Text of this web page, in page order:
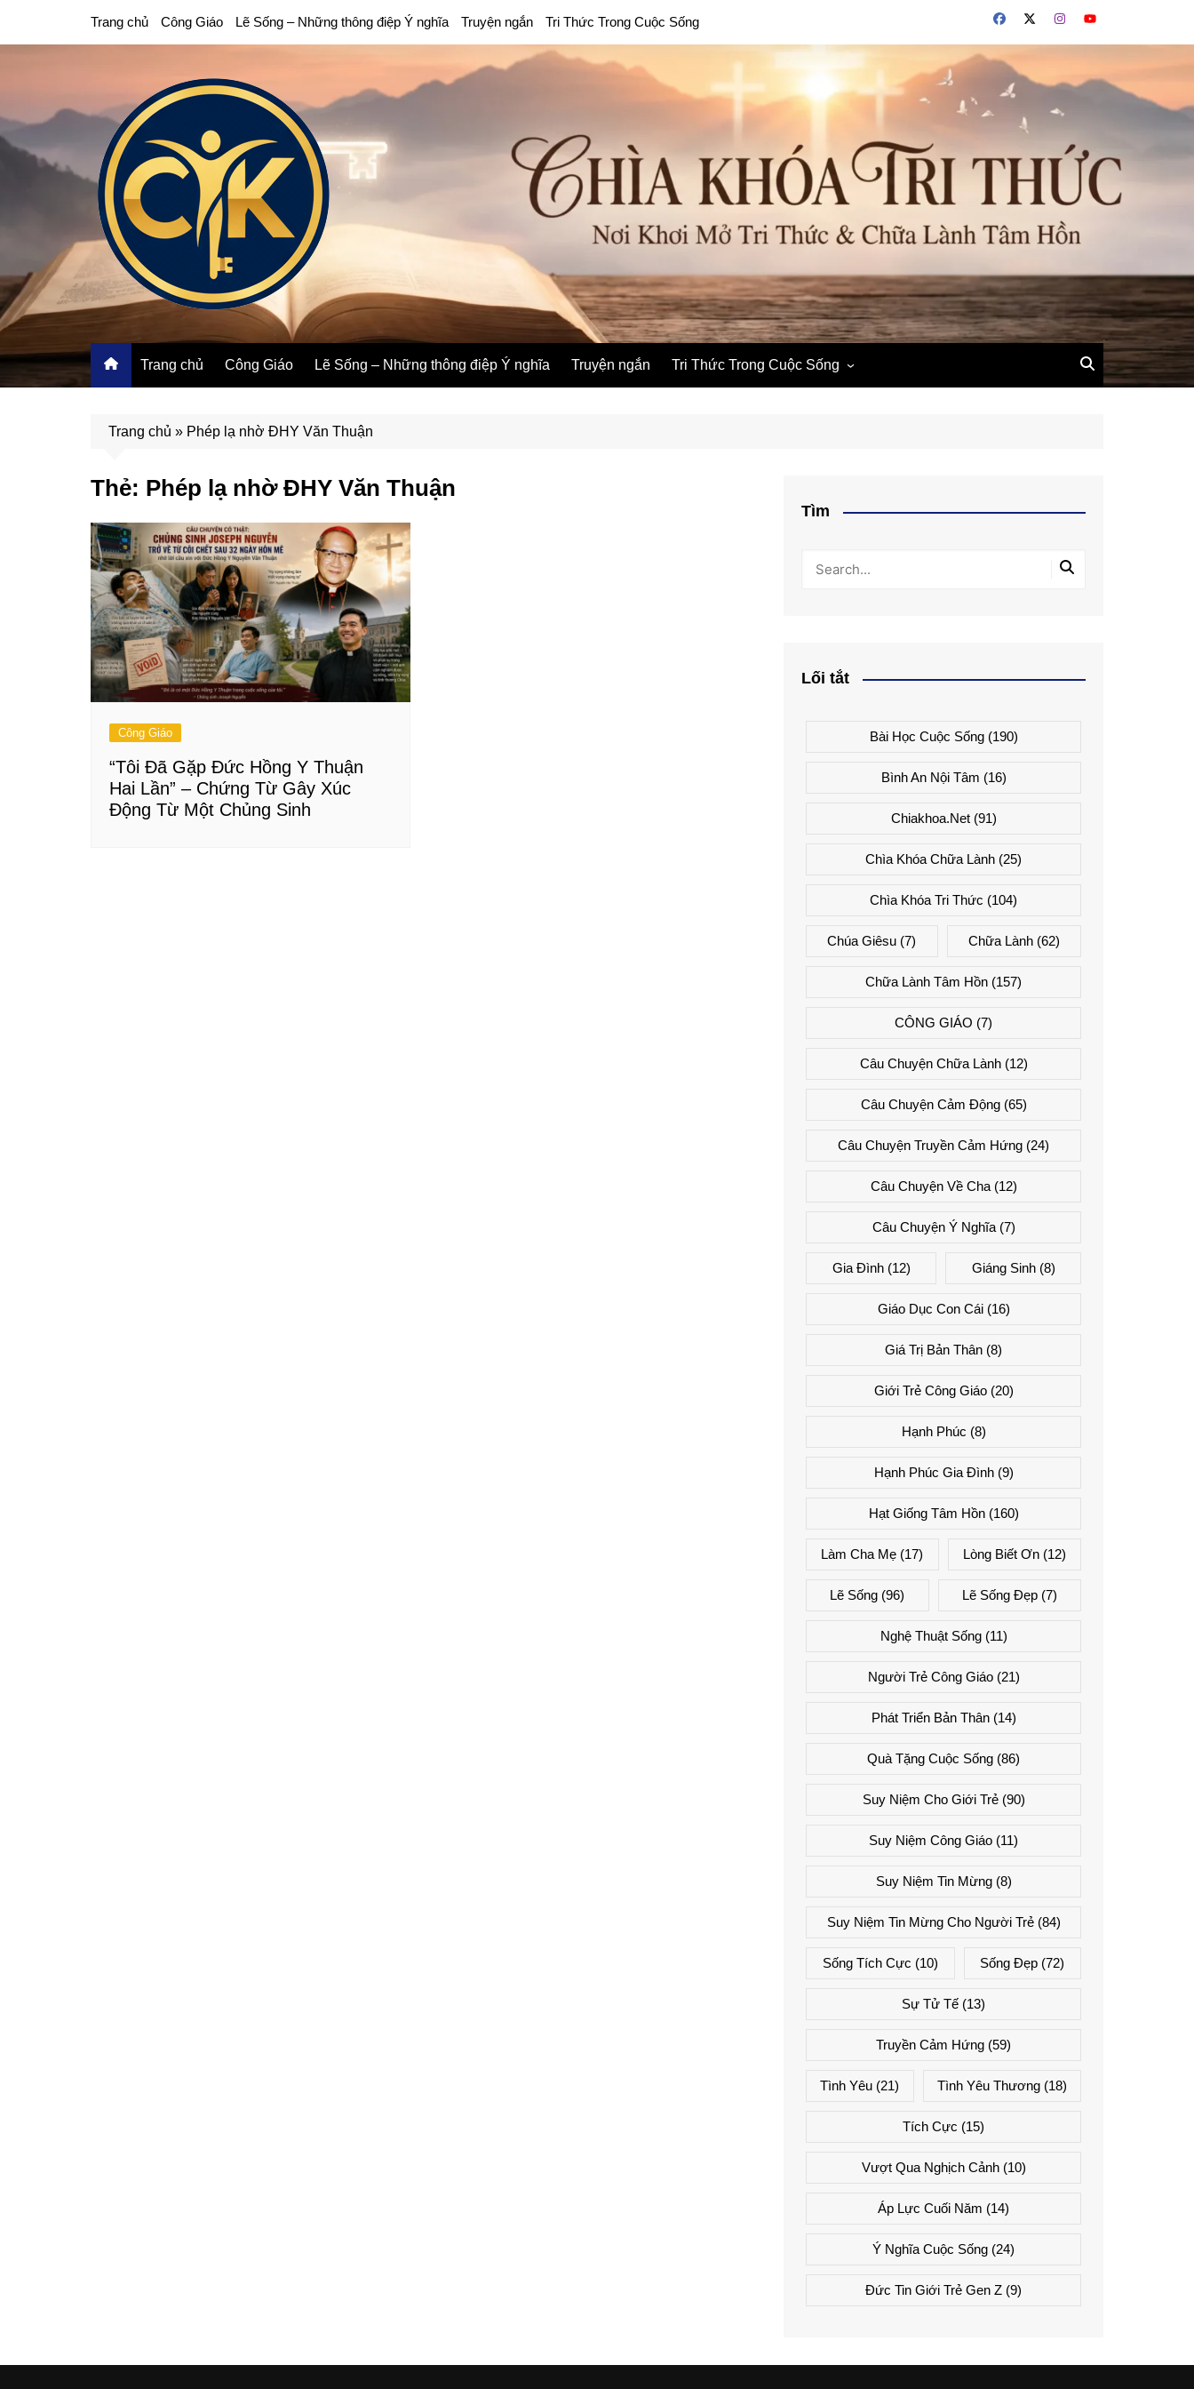
Trang chủ Công Giáo Lẽ Sống – Những thông điệp Ý nghĩa Truyện ngắn Tri Thức Trong Cuộc Sống
Trang chủ Công Giáo Lẽ Sống – Những thông điệp Ý nghĩa Truyện ngắn Tri Thức Trong Cuộc Sống
Trang chủ » Phép lạ nhờ ĐHY Văn Thuận
Thẻ: Phép lạ nhờ ĐHY Văn Thuận
Công Giáo
“Tôi Đã Gặp Đức Hồng Y Thuận
Hai Lần” – Chứng Từ Gây Xúc
Động Từ Một Chủng Sinh
Tìm
Lối tắt
Bài Học Cuộc Sống(190)
Bình An Nội Tâm (16)
Chiakhoa.net(91)
Chìa Khóa Chữa Lành (25)
Chìa Khóa Tri Thức (104)
Chúa Giêsu (7) Chữa Lành(62)
Chữa Lành Tâm Hồn (157)
CÔNG GIÁO (7)
Câu Chuyện Chữa Lành(12)
Câu Chuyện Cảm Động(65)
Câu Chuyện Truyền Cảm Hứng (24)
Câu Chuyện Về Cha(12)
Câu Chuyện Ý Nghĩa(7)
Gia Đình(12) Giáng Sinh(8)
Giáo Dục Con Cái(16)
Giá Trị Bản Thân (8)
Giới Trẻ Công Giáo(20)
Hạnh Phúc (8)
Hạnh Phúc Gia Đình(9)
Hạt Giống Tâm Hồn(160)
Làm Cha Mẹ (17) Lòng Biết Ơn(12)
Lẽ Sống (96) Lẽ Sống Đẹp(7)
Nghệ Thuật Sống(11)
Người Trẻ Công Giáo(21)
Phát Triển Bản Thân(14)
Quà Tặng Cuộc Sống (86)
Suy Niệm Cho Giới Trẻ(90)
Suy Niệm Công Giáo (11)
Suy Niệm Tin Mừng(8)
Suy Niệm Tin Mừng Cho Người Trẻ(84)
Sống Tích Cực (10) Sống Đẹp (72)
Sự Tử Tế (13)
Truyền Cảm Hứng (59)
Tình Yêu (21) Tình Yêu Thương(18)
Tích Cực (15)
Vượt Qua Nghịch Cảnh(10)
Áp Lực Cuối Năm (14)
Ý Nghĩa Cuộc Sống (24)
Đức Tin Giới Trẻ Gen Z (9)